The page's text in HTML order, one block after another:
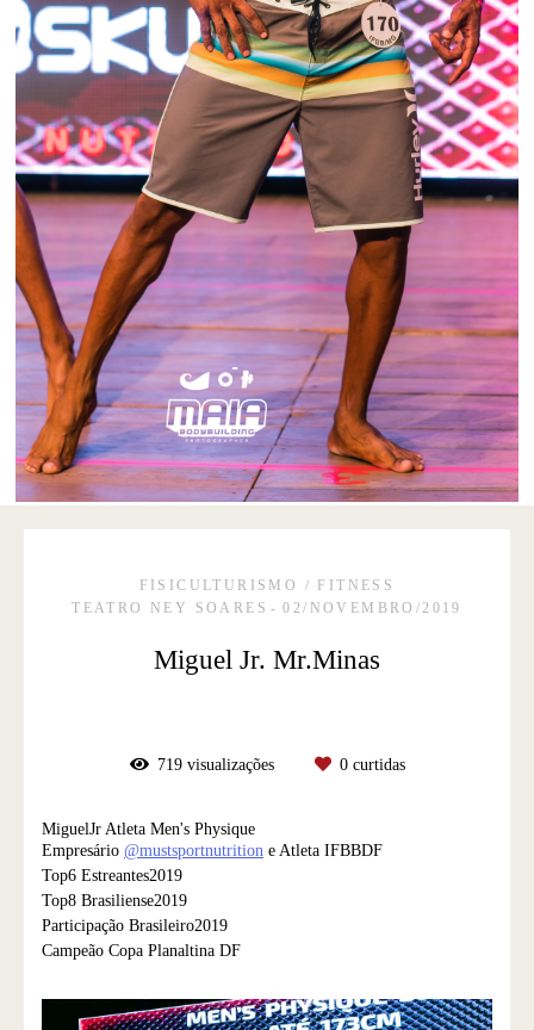
FISICULTURISMO / FITNESS
TEATRO NEY SOARES
02/NOVEMBRO/2019
Miguel Jr. Mr.Minas
719visualizações 0curtidas
MiguelJr Atleta Men's Physique
Empresário @mustsportnutrition e Atleta IFBBDF
Top6 Estreantes2019
Top8 Brasiliense2019
Participação Brasileiro2019
Campeão Copa Planaltina DF